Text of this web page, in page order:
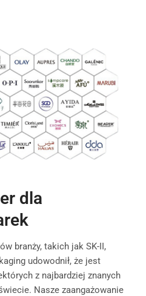
dla
branży, takich jak SK-II,
udowodnił, że jest
z najbardziej znanych
Nasze zaangażowanie